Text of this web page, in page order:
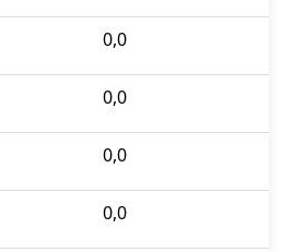
0,0
0,0
0,0
0,0